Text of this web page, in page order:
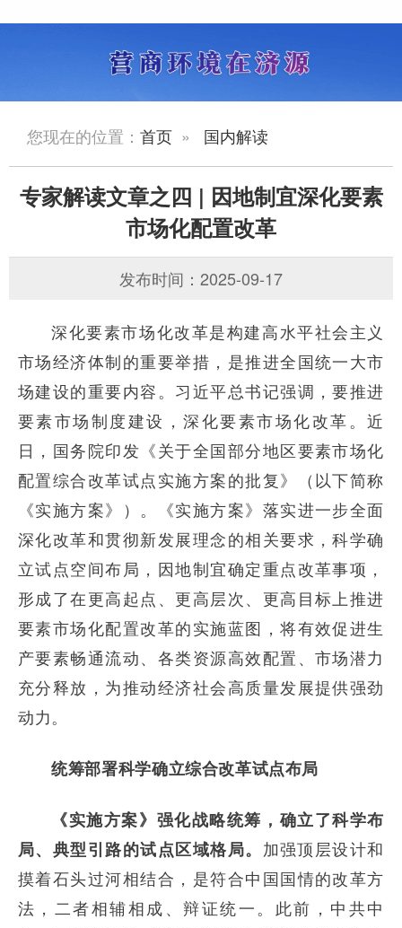
您现在的位置： 首页 » 国内解读
专家解读文章之四 | 因地制宜深化要素
市场化配置改革
发布时间：2025-09-17
深化要素市场化改革是构建高水平社会主义
市场经济体制的重要举措，是推进全国统一大市
场建设的重要内容。习近平总书记强调，要推进
要素市场制度建设，深化要素市场化改革。近
日，国务院印发《关于全国部分地区要素市场化
配置综合改革试点实施方案的批复》（以下简称
《实施方案》）。《实施方案》落实进一步全面
深化改革和贯彻新发展理念的相关要求，科学确
立试点空间布局，因地制宜确定重点改革事项，
形成了在更高起点、更高层次、更高目标上推进
要素市场化配置改革的实施蓝图，将有效促进生
产要素畅通流动、各类资源高效配置、市场潜力
充分释放，为推动经济社会高质量发展提供强劲
动力。
统筹部署科学确立综合改革试点布局
《实施方案》 强化战略统筹 ，确立了科学布
局、典型引路的试点区域格局。 加强顶层设计和
摸着石头过河相结合，是符合中国国情的改革方
法，二者相辅相成、辩证统一。此前，中共中